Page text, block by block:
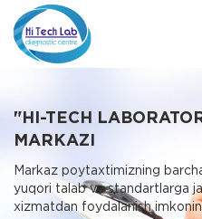
"HI-TECH
MARKAZI
Markaz poytaxtimizning
yuqori talab va standartlarga
xizmatdan foydalanish